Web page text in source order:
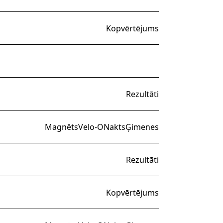
Kopvērtējums
Rezultāti
MagnētsVelo-ONaktsĢimenes
Rezultāti
Kopvērtējums